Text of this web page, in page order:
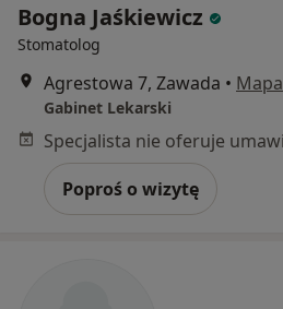
Bogna Jaśkiewicz
Stomatolog
Agrestowa 7, Zawada • Mapa
Gabinet Lekarski
Poproś o wizytę